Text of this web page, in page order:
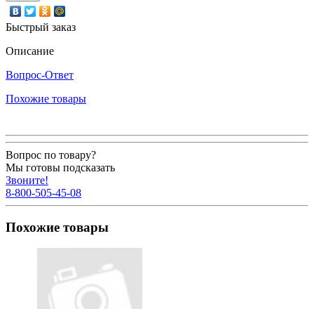
Быстрый заказ
Описание
Вопрос-Ответ
Похожие товары
Вопрос по товару?
Мы готовы подсказать
Звоните!
8-800-505-45-08
Похожие товары